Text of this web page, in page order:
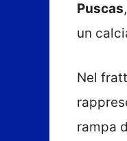
Puscas,
un
Nel
rampa